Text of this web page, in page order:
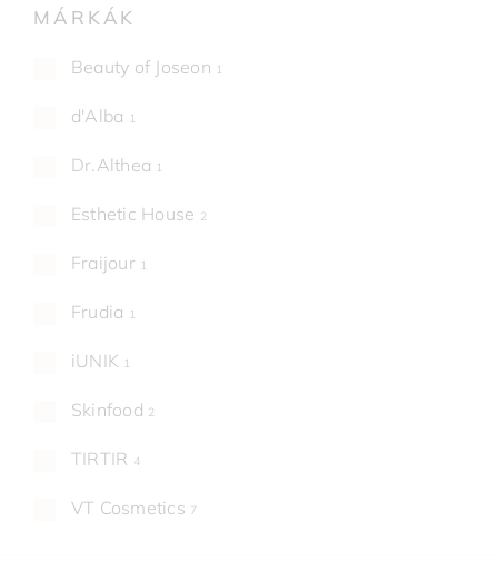
MÁRKÁK
Beauty of Joseon 1
d'Alba 1
Dr.Althea 1
Esthetic House 2
Fraijour 1
Frudia 1
iUNIK 1
Skinfood 2
TIRTIR 4
VT Cosmetics 7